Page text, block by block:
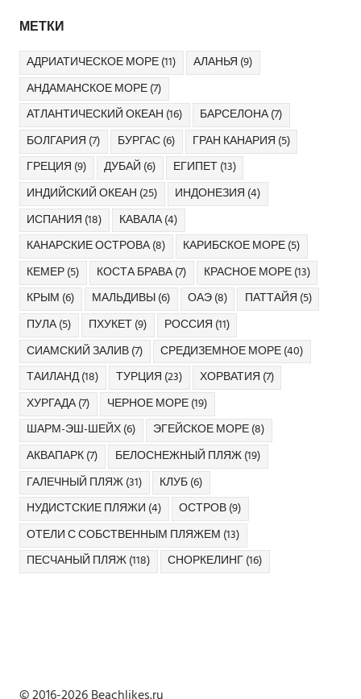
МЕТКИ
АДРИАТИЧЕСКОЕ МОРЕ(11) АЛАНЬЯ (9)
АНДАМАНСКОЕ МОРЕ(7)
АТЛАНТИЧЕСКИЙ ОКЕАН (16) БАРСЕЛОНА(7)
БОЛГАРИЯ (7) БУРГАС(6) ГРАН КАНАРИЯ (5)
ГРЕЦИЯ (9) ДУБАЙ (6) ЕГИПЕТ(13)
ИНДИЙСКИЙ ОКЕАН (25) ИНДОНЕЗИЯ (4)
ИСПАНИЯ (18) КАВАЛА(4)
КАНАРСКИЕ ОСТРОВА(8) КАРИБСКОЕ МОРЕ(5)
КЕМЕР(5) КОСТА БРАВА(7) КРАСНОЕ МОРЕ(13)
КРЫМ (6) МАЛЬДИВЫ(6) ОАЭ(8) ПАТТАЙЯ (5)
ПУЛА(5) ПХУКЕТ(9) РОССИЯ (11)
СИАМСКИЙ ЗАЛИВ(7) СРЕДИЗЕМНОЕ МОРЕ(40)
ТАИЛАНД(18) ТУРЦИЯ (23) ХОРВАТИЯ (7)
ХУРГАДА(7) ЧЕРНОЕ МОРЕ(19)
ШАРМ-ЭШ-ШЕЙХ(6) ЭГЕЙСКОЕ МОРЕ(8)
АКВАПАРК(7) БЕЛОСНЕЖНЫЙ ПЛЯЖ(19)
ГАЛЕЧНЫЙ ПЛЯЖ(31) КЛУБ(6)
НУДИСТСКИЕ ПЛЯЖИ (4) ОСТРОВ(9)
ОТЕЛИ С СОБСТВЕННЫМ ПЛЯЖЕМ (13)
ПЕСЧАНЫЙ ПЛЯЖ(118) СНОРКЕЛИНГ(16)